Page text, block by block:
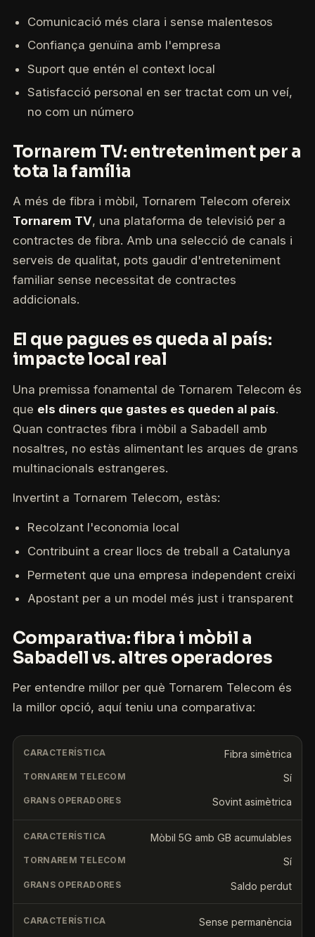
Comunicació més clara i sense malentesos
Confiança genuïna amb l'empresa
Suport que entén el context local
Satisfacció personal en ser tractat com un veí,
no com un número
Tornarem TV: entreteniment per a
tota la família
A més de fibra i mòbil, Tornarem Telecom ofereix
Tornarem TV, una plataforma de televisió per a
contractes de fibra. Amb una selecció de canals i
serveis de qualitat, pots gaudir d'entreteniment
familiar sense necessitat de contractes
addicionals.
El que pagues es queda al país:
impacte local real
Una premissa fonamental de Tornarem Telecom és
que els diners que gastes es queden al país.
Quan contractes fibra i mòbil a Sabadell amb
nosaltres, no estàs alimentant les arques de grans
multinacionals estrangeres.
Invertint a Tornarem Telecom, estàs:
Recolzant l'economia local
Contribuint a crear llocs de treball a Catalunya
Permetent que una empresa independent creixi
Apostant per a un model més just i transparent
Comparativa: fibra i mòbil a
Sabadell vs. altres operadores
Per entendre millor per què Tornarem Telecom és
la millor opció, aquí teniu una comparativa:
Fibra simètrica
Sí
Sovint asimètrica
Mòbil 5G amb GB acumulables
Sí
Saldo perdut
Sense permanència